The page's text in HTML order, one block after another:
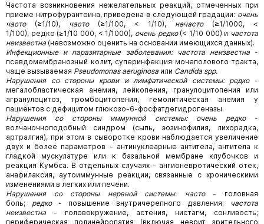
Частота возникновения нежелательных реакций, отмеченных при
приеме нитрофурантоина, приведена в следующей градации: очень
часто(≥1/10), часто(≥1/100, < 1/10), нечасто(≥1/1000, <
1/100), редко (≥1/10 000, < 1/1000), очень редко(< 1/10 000) и частота
неизвестна (невозможно оценить на основании имеющихся данных).
Инфекционные и паразитарные заболевания: частота неизвестна-
псевдомембранозный колит, суперинфекция мочеполового тракта,
чаще вызываемая Pseudomonas aeruginosa или Candida spp.
Нарушения со стороны крови и лимфатической системы: редко-
мегалобластическая анемия, лейкопения, гранулоцитопения или
агранулоцитоз, тромбоцитопения, гемолитическая анемия у
пациентов с дефицитом глюкозо-6-фосфатдегидрогеназы.
Нарушения со стороны иммунной системы: очень редко-
волчаночноподобный синдром (сыпь, эозинофилия, лихорадка,
артралгия), при этом в сыворотке крови наблюдается увеличение
двух и более параметров - антинуклеарные антитела, антитела к
гладкой мускулатуре или к базальной мембране клубочков и
реакция Кумбса. В отдельных случаях - ангионевротический отек,
анафилаксия, аутоиммунные реакции, связанные с хроническими
изменениями в легких или печени.
Нарушения со стороны нервной системы: часто- головная
боль; редко- повышение внутричерепного давления;
частота
неизвестна - головокружение, астения, нистагм, сонливость;
периферическая полинейропатия (включая неврит зрительного